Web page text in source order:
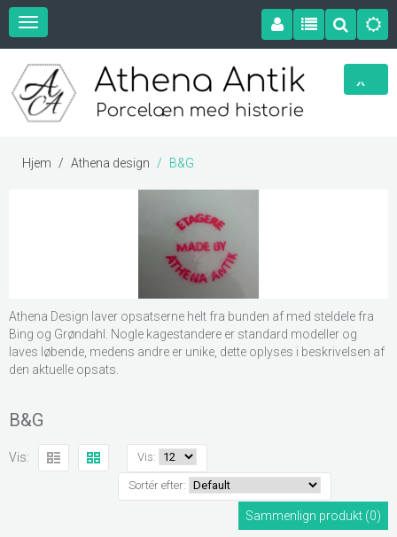
Hjem Athena design B&G
Athena Design laver opsatserne helt fra bunden af med steldele fra
Bing og Grøndahl. Nogle kagestandere er standard modeller og
laves løbende, medens andre er unike, dette oplyses i beskrivelsen af
den aktuelle opsats.
B&G
Vis: Vis:
Sortér efter:
Sammenlign produkt (0)